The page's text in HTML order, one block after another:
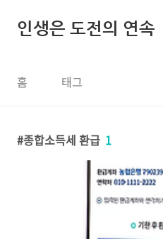
인생은 도전의 연속
홈 태그
종합소득세 환급 1